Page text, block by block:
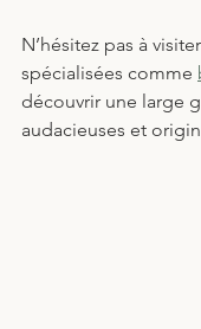
N’hésitez pas à
spécialisées comme
découvrir une large
audacieuses et